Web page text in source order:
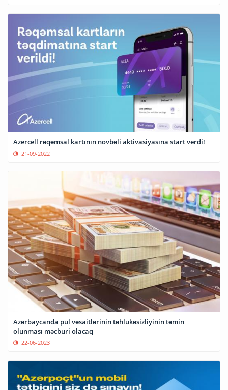
Azercell rəqəmsal kartının növbəli aktivasiyasına start verdi!
21-09-2022
Azərbaycanda pul vəsaitlərinin təhlükəsizliyinin təmin
olunması məcburi olacaq
22-06-2023